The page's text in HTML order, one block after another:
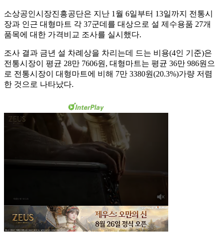
소상공인시장진흥공단은 지난 1월 6일부터 13일까지 전통시
장과 인근 대형마트 각 37군데를 대상으로 설 제수용품 27개
품목에 대한 가격비교 조사를 실시했다.
조사 결과 금년 설 차례상을 차리는데 드는 비용(4인 기준)은
전통시장이 평균 28만 7606원, 대형마트는 평균 36만 986원으
로 전통시장이 대형마트에 비해 7만 3380원(20.3%)가량 저렴
한 것으로 나타났다.